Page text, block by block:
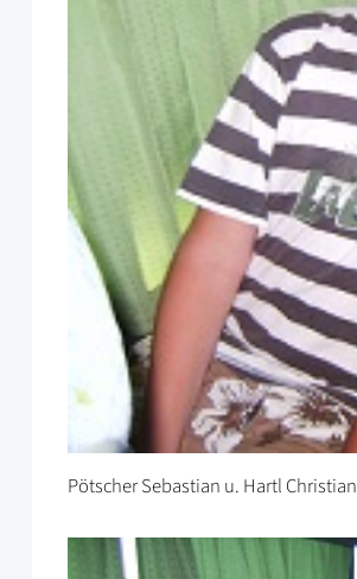
Pötscher Sebastian u. Hartl Christian